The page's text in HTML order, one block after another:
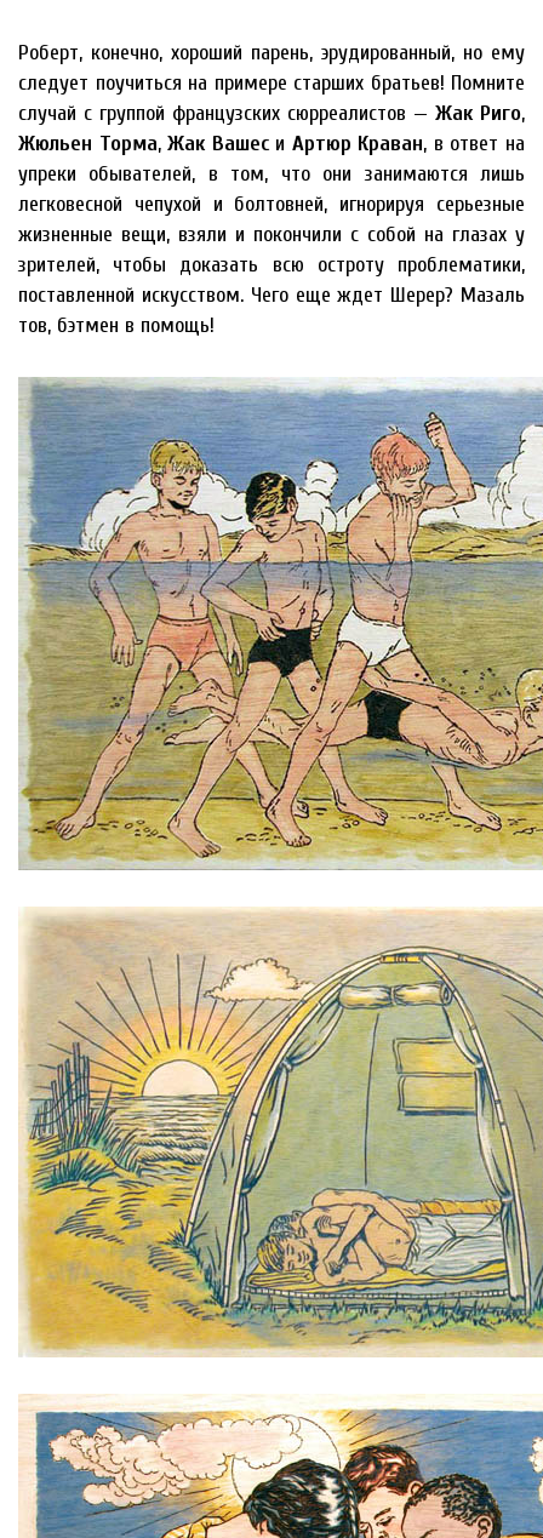
Роберт, конечно, хороший парень, эрудированный, но ему
следует поучиться на примере старших братьев! Помните
случай с группой французских сюрреалистов — Жак Риго,
Жюльен Торма,Жак Вашеси Артюр Краван, в ответ на
упреки обывателей, в том, что они занимаются лишь
легковесной чепухой и болтовней, игнорируя серьезные
жизненные вещи, взяли и покончили с собой на глазах у
зрителей, чтобы доказать всю остроту проблематики,
поставленной искусством. Чего еще ждет Шерер? Мазаль
тов, бэтмен в помощь!